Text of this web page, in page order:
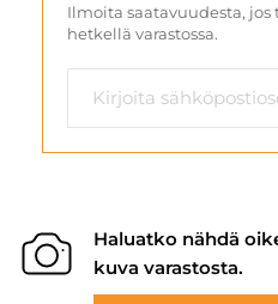
Ilmoita saatavuudesta,
hetkellä varastossa.
Haluatko nähdä
kuva varastosta.